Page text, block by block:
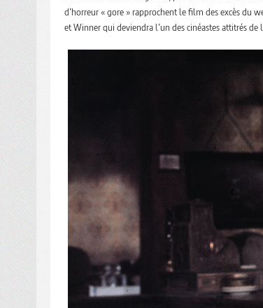
d’horreur « gore » rapprochent le film des excès du
et Winner qui deviendra l’un des cinéastes attitrés de